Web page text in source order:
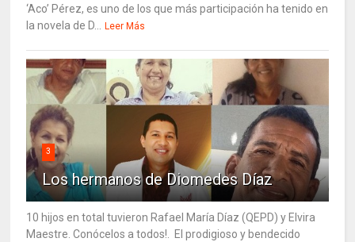
‘Aco’ Pérez, es uno de los que más participación ha tenido en
la novela de D...
Leer Más
3
Los hermanos de Diomedes Díaz
10 hijos en total tuvieron Rafael María Díaz (QEPD) y Elvira
Maestre. Conócelos a todos!. El prodigioso y bendecido